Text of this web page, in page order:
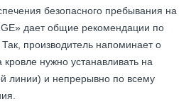
безопасного пребывания на
дает общие рекомендации по
производитель напоминает о
нужно устанавливать на
линии) и непрерывно по всему